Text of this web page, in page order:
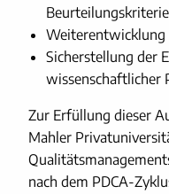
Sicherstellung der
wissenschaftlicher
Zur Erfüllung dieser
Mahler
nach dem PDCA-